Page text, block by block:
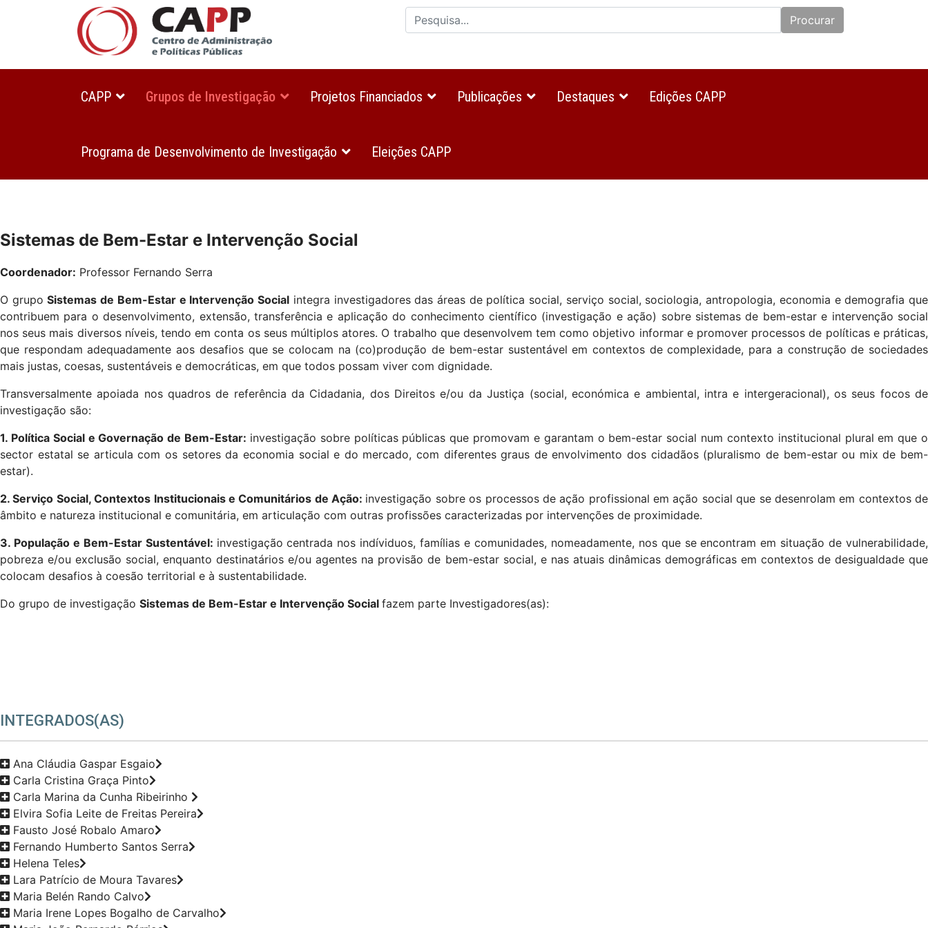
Procurar
CAPP Grupos de Investigação Projetos Financiados Publicações Destaques Edições CAPP
Programa de Desenvolvimento de Investigação Eleições CAPP
Sistemas de Bem-Estar e Intervenção Social
Coordenador: Professor Fernando Serra
O grupoSistemas de Bem-Estar e Intervenção Social integra investigadores das áreas de política social, serviço social, sociologia, antropologia, economia e demografia que
contribuem para o desenvolvimento, extensão, transferência e aplicação do conhecimento científico (investigação e ação) sobre sistemas de bem-estar e intervenção social
nos seus mais diversos níveis, tendo em conta os seus múltiplos atores. O trabalho que desenvolvem tem como objetivo informar e promover processos de políticas e práticas,
que respondam adequadamente aos desafios que se colocam na (co)produção de bem-estar sustentável em contextos de complexidade, para a construção de sociedades
mais justas, coesas, sustentáveis e democráticas, em que todos possam viver com dignidade.
Transversalmente apoiada nos quadros de referência da Cidadania, dos Direitos e/ou da Justiça (social, económica e ambiental, intra e intergeracional), os seus focos de
investigação são:
1. Política Social e Governação de Bem-Estar: investigação sobre políticas públicas que promovam e garantam o bem-estar social num contexto institucional plural em que o
sector estatal se articula com os setores da economia social e do mercado, com diferentes graus de envolvimento dos cidadãos (pluralismo de bem-estar ou mix de bem-
estar).
2. Serviço Social, Contextos Institucionais e Comunitários de Ação: investigação sobre os processos de ação profissional em ação social que se desenrolam em contextos de
âmbito e natureza institucional e comunitária, em articulação com outras profissões caracterizadas por intervenções de proximidade.
3. População e Bem-Estar Sustentável: investigação centrada nos indíviduos, famílias e comunidades, nomeadamente, nos que se encontram em situação de vulnerabilidade,
pobreza e/ou exclusão social, enquanto destinatários e/ou agentes na provisão de bem-estar social, e nas atuais dinâmicas demográficas em contextos de desigualdade que
colocam desafios à coesão territorial e à sustentabilidade.
Do grupo de investigação Sistemas de Bem-Estar e Intervenção Social fazem parte Investigadores(as):
INTEGRADOS(AS)
Ana Cláudia Gaspar Esgaio
Carla Cristina Graça Pinto
Carla Marina da Cunha Ribeirinho
Elvira Sofia Leite de Freitas Pereira
Fausto José Robalo Amaro
Fernando Humberto Santos Serra
Helena Teles
Lara Patrício de Moura Tavares
Maria Belén Rando Calvo
Maria Irene Lopes Bogalho de Carvalho